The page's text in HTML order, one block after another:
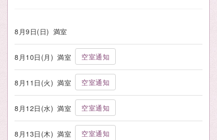
8月9日(日) 満室
8月10日(月) 満室 空室通知
8月11日(火) 満室 空室通知
8月12日(水) 満室 空室通知
8月13日(木) 満室 空室通知